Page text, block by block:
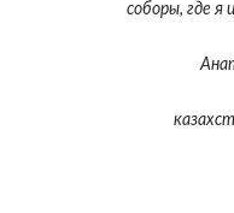
соборы, где я